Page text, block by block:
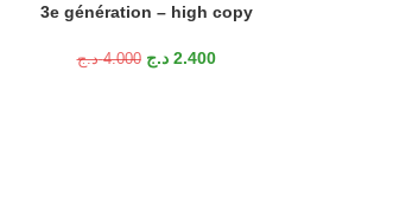
3e génération – high copy
4.000 د.ج 2.400 د.ج